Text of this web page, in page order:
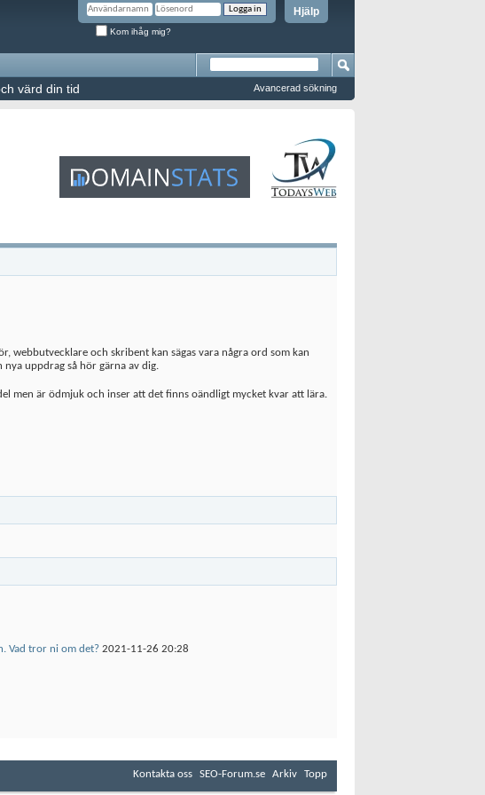
Hjälp
Kom ihåg mig?
värd din tid Avancerad sökning
webbutvecklare och skribent kan sägas vara några ord som kan
nya uppdrag så hör gärna av dig.
men är ödmjuk och inser att det finns oändligt mycket kvar att lära.
Vad tror ni om det? 2021-11-26 20:28
Kontakta oss SEO-Forum.se Arkiv Topp